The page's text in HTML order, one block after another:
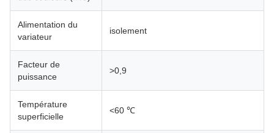
Alimentation du
variateur
isolement
Facteur de
puissance
>0,9
Température
superficielle
<60 ℃